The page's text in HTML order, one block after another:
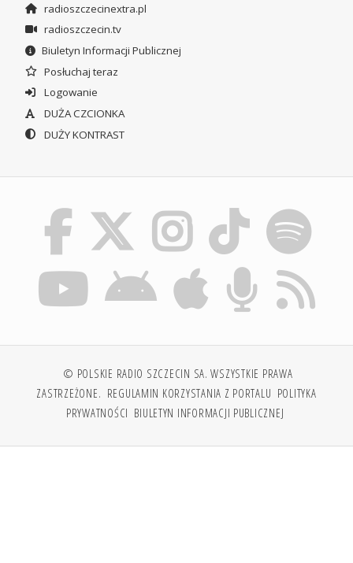
radioszczecinextra.pl
radioszczecin.tv
Biuletyn Informacji Publicznej
Posłuchaj teraz
Logowanie
DUŻA CZCIONKA
DUŻY KONTRAST
© POLSKIE RADIO SZCZECIN SA. WSZYSTKIE PRAWA
ZASTRZEŻONE. REGULAMIN KORZYSTANIA Z PORTALU POLITYKA
PRYWATNOŚCI BIULETYN INFORMACJI PUBLICZNEJ